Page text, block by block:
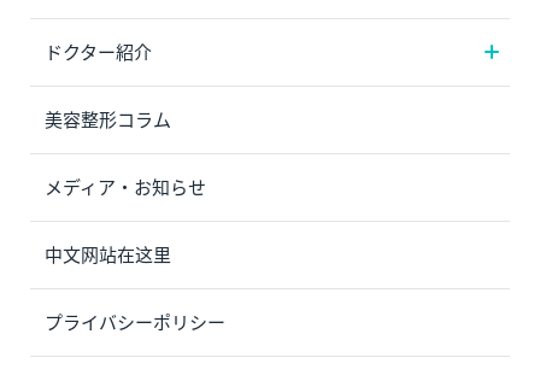
ドクター紹介
美容整形コラム
メディア・お知らせ
中文网站在这里
プライバシーポリシー